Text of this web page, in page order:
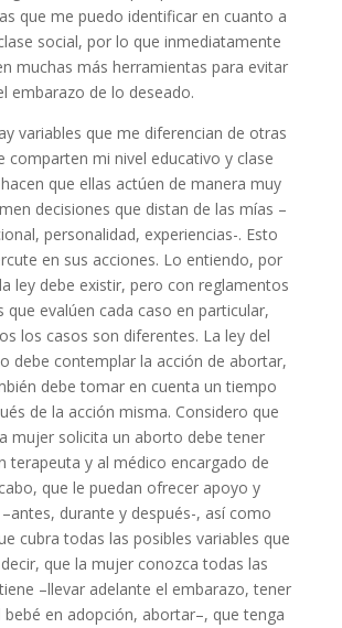
que me puedo identificar en cuanto a
social, por lo que inmediatamente
muchas más herramientas para evitar
embarazo de lo deseado.
variables que me diferencian de otras
comparten mi nivel educativo y clase
que ellas actúen de manera muy
decisiones que distan de las mías –
personalidad, experiencias-. Esto
en sus acciones. Lo entiendo, por
ley debe existir, pero con reglamentos
que evalúen cada caso en particular,
los casos son diferentes. La ley del
debe contemplar la acción de abortar,
debe tomar en cuenta un tiempo
de la acción misma. Considero que
mujer solicita un aborto debe tener
terapeuta y al médico encargado de
que le puedan ofrecer apoyo y
durante y después-, así como
cubra todas las posibles variables que
que la mujer conozca todas las
–llevar adelante el embarazo, tener
bebé en adopción, abortar–, que tenga